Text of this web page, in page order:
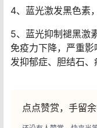
4、蓝光激发黑色素
5、蓝光抑制褪黑激
免疫力下降，严重
发抑郁症、胆结石、
点点赞赏，手留